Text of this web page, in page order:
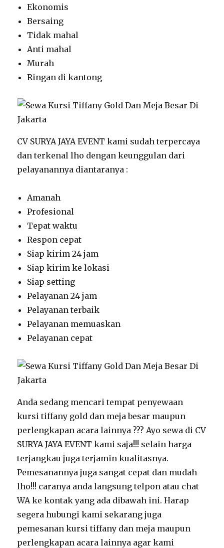
Ekonomis
Bersaing
Tidak mahal
Anti mahal
Murah
Ringan di kantong
CV SURYA JAYA EVENT kami sudah terpercaya
dan terkenal lho dengan keunggulan dari
pelayanannya diantaranya :
Amanah
Profesional
Tepat waktu
Respon cepat
Siap kirim 24 jam
Siap kirim ke lokasi
Siap setting
Pelayanan 24 jam
Pelayanan terbaik
Pelayanan memuaskan
Pelayanan cepat
Anda sedang mencari tempat penyewaan
kursi tiffany gold dan meja besar maupun
perlengkapan acara lainnya ??? Ayo sewa di CV
SURYA JAYA EVENT kami saja!!! selain harga
terjangkau juga terjamin kualitasnya.
Pemesanannya juga sangat cepat dan mudah
lho!!! caranya anda langsung telpon atau chat
WA ke kontak yang ada dibawah ini. Harap
segera hubungi kami sekarang juga
pemesanan kursi tiffany dan meja maupun
perlengkapan acara lainnya agar kami